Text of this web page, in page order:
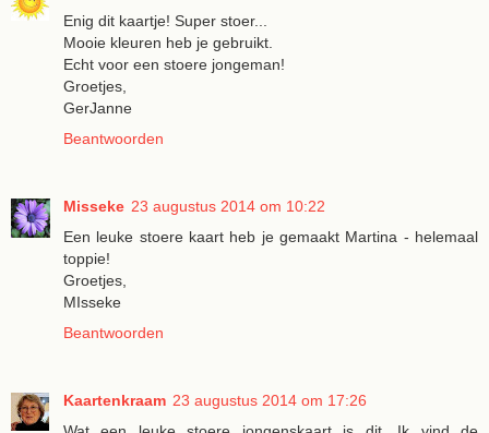
Enig dit kaartje! Super stoer...
Mooie kleuren heb je gebruikt.
Echt voor een stoere jongeman!
Groetjes,
GerJanne
Beantwoorden
Misseke 23 augustus 2014 om 10:22
Een leuke stoere kaart heb je gemaakt Martina - helemaal
toppie!
Groetjes,
MIsseke
Beantwoorden
Kaartenkraam 23 augustus 2014 om 17:26